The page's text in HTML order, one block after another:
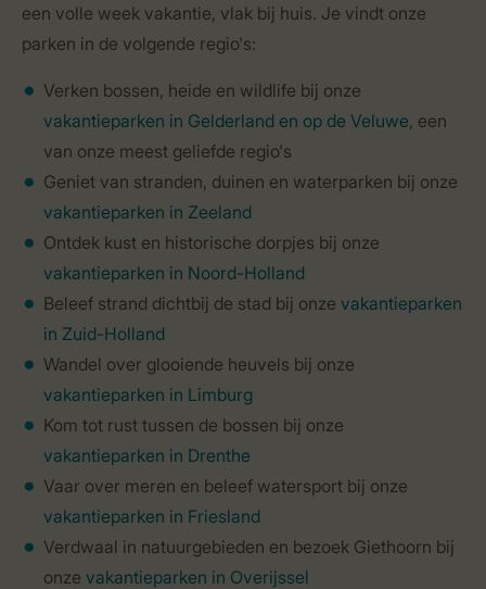
een volle week vakantie, vlak bij huis. Je vindt onze
parken in de volgende regio's:
Verken bossen, heide en wildlife bij onze
vakantieparken in Gelderland en op de Veluwe, een
van onze meest geliefde regio's
Geniet van stranden, duinen en waterparken bij onze
vakantieparken in Zeeland
Ontdek kust en historische dorpjes bij onze
vakantieparken in Noord-Holland
Beleef strand dichtbij de stad bij onze vakantieparken
in Zuid-Holland
Wandel over glooiende heuvels bij onze
vakantieparken in Limburg
Kom tot rust tussen de bossen bij onze
vakantieparken in Drenthe
Vaar over meren en beleef watersport bij onze
vakantieparken in Friesland
Verdwaal in natuurgebieden en bezoek Giethoorn bij
onze vakantieparken in Overijssel